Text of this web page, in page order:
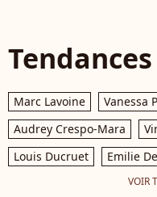
Tendances
Marc Lavoine Vanessa
Audrey Crespo-Mara
Louis Ducruet
Emilie
VOIR